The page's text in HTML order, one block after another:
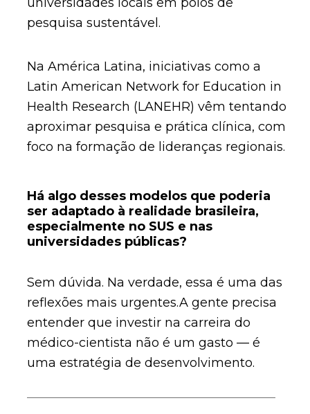
pesquisa sustentável.
Na América Latina, iniciativas como a
Latin American Network for Education in
Health Research (LANEHR) vêm tentando
aproximar pesquisa e prática clínica, com
foco na formação de lideranças regionais.
Há algo desses modelos que poderia
ser adaptado à realidade brasileira,
especialmente no SUS e nas
universidades públicas?
Sem dúvida. Na verdade, essa é uma das
reflexões mais urgentes.A gente precisa
entender que investir na carreira do
médico-cientista não é um gasto — é
uma estratégia de desenvolvimento.